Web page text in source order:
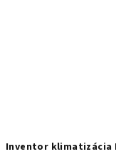
Inventor klimatizácia